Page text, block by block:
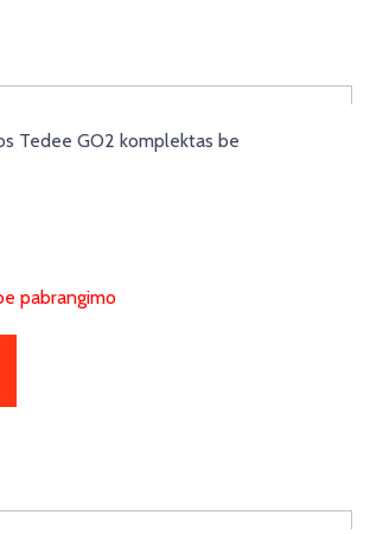
Tedee GO2 komplektas be
pabrangimo